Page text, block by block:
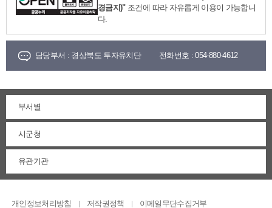
경금지)"조건에 따라 자유롭게 이용이 가능합니
다.
담당부서 : 경상북도 투자유치단 전화번호 : 054-880-4612
부서별
시군청
유관기관
개인정보처리방침 저작권정책 이메일무단수집거부